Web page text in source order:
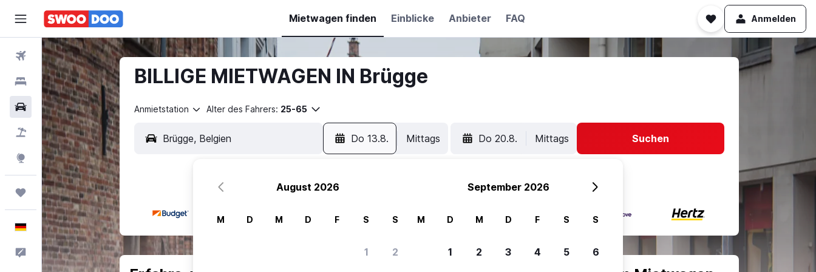
Mietwagen finden Einblicke Anbieter FAQ Anmelden
Flüge
Hotels
Mietwagen
Pauschalreisen
Explore
Trips
Deutsch
Feedback
BILLIGE MIETWAGEN IN Brügge
Anmietstation Alter des Fahrers: 25-65
Do 13.8. Mittags Do 20.8. Mittags Suchen
August 2026
M D M D F S S
1 2
September 2026
M D M D F S S
1 2 3 4 5 6